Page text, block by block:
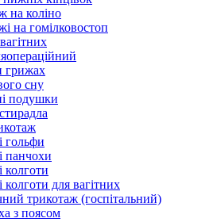
на коліно
на гомілковостоп
грижах
сну
подушки
гольфи
панчохи
колготи
колготи для вагітних
трикотаж (госпітальний)
з поясом